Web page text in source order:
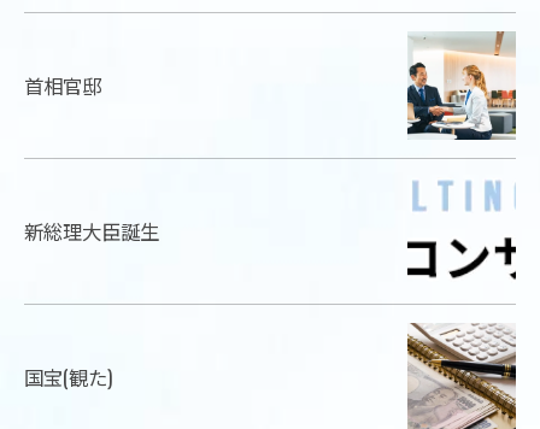
首相官邸
新総理大臣誕生
国宝(観た)